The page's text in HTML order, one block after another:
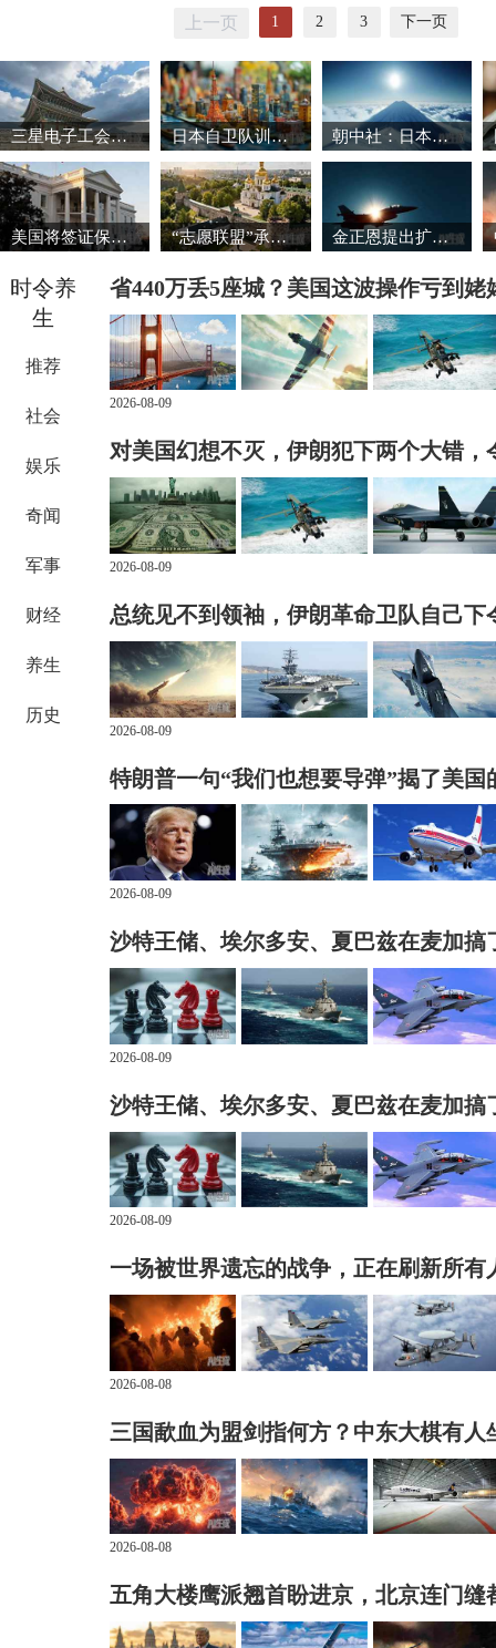
上一页 1 2 3 下一页
三星电子工会暂缓罢工 韩国股市强劲反弹 日本自卫队训练场爆炸事故致3死1重伤 朝中社：日本推动军国主义复活将触碰“红线”
美国将签证保证金国家名单扩大至38国 “志愿联盟”承诺向乌克兰提供安全保障 金正恩提出扩大导弹生产能力的必要性
时令养
生
推荐
社会
娱乐
奇闻
军事
财经
养生
历史
省440万丢5座城？美国这波操作亏到姥
2026-08-09
对美国幻想不灭，伊朗犯下两个大错，
2026-08-09
总统见不到领袖，伊朗革命卫队自己下
2026-08-09
特朗普一句“我们也想要导弹”揭了美国
2026-08-09
沙特王储、埃尔多安、夏巴兹在麦加搞
2026-08-09
沙特王储、埃尔多安、夏巴兹在麦加搞
2026-08-09
一场被世界遗忘的战争，正在刷新所有
2026-08-08
三国歃血为盟剑指何方？中东大棋有人
2026-08-08
五角大楼鹰派翘首盼进京，北京连门缝